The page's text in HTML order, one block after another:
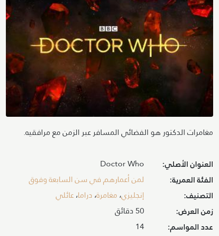
مغامرات الدكتور هو الفضائي المسافر عبر الزمن مع مرافقيه.
العنوان الأصلي: Doctor Who
الفئة العمرية: لمن أعمارهم في سن السابعة وفوق
التصنيف: إنجليزي،مغامرة،دراما،عائلي
زمن العرض: 50 دقائق
عدد المواسم: 14